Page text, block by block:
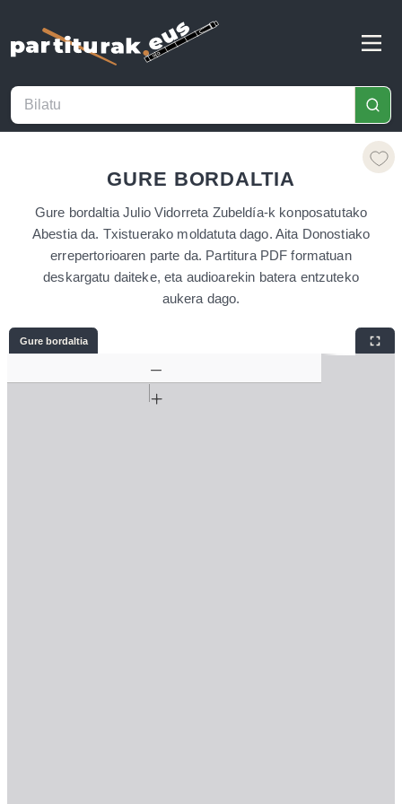
GURE BORDALTIA
Gure bordaltia Julio Vidorreta Zubeldía-k konposatutako
Abestia da. Txistuerako moldatuta dago. Aita Donostiako
errepertorioaren parte da. Partitura PDF formatuan
deskargatu daiteke, eta audioarekin batera entzuteko
aukera dago.
Gure bordaltia